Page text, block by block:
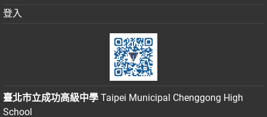
登入
臺北市立成功高級中學 Taipei Municipal Chenggong High
School